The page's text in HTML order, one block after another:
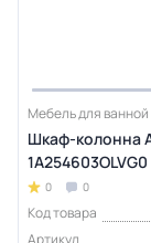
Мебель для ванной
Шкаф-колонна
1A254603OLVG0
0 0
Код товара